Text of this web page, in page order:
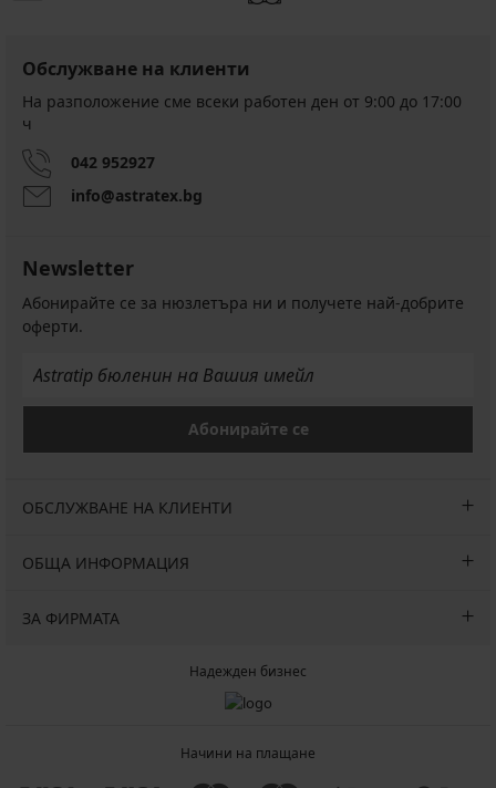
Обслужване на клиенти
На разположение сме всеки работен ден от 9:00 до 17:00
ч
042 952927
info@astratex.bg
Newsletter
Абонирайте се за нюзлетъра ни и получете най-добрите
оферти.
Абонирайте се
ОБСЛУЖВАНЕ НА КЛИЕНТИ
ОБЩА ИНФОРМАЦИЯ
ЗА ФИРМАТА
Надежден бизнес
Начини на плащане